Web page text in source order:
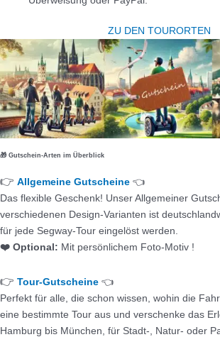
ZU DEN TOURORTEN
🎁 Gutschein-Arten im Überblick
👉 Allgemeine Gutscheine 👈
Das flexible Geschenk! Unser Allgemeiner
verschiedenen Design-Varianten ist
für jede Segway-Tour eingelöst werden.
❤️ Optional: Mit persönlichem Foto-Motiv !
👉 Tour-Gutscheine 👈
Perfekt für alle, die schon wissen, wohin die
eine bestimmte Tour aus und verschenke das
Hamburg bis München, für Stadt-, Natur- oder